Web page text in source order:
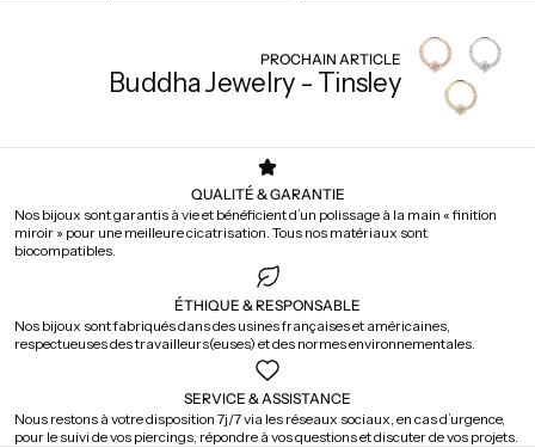
PROCHAIN ARTICLE
Buddha Jewelry - Tinsley
QUALITÉ & GARANTIE
Nos bijoux sont garantis à vie et bénéficient d’un polissage à la main « finition
miroir » pour une meilleure cicatrisation. Tous nos matériaux sont
biocompatibles.
ÉTHIQUE & RESPONSABLE
Nos bijoux sont fabriqués dans des usines françaises et américaines,
respectueuses des travailleurs(euses) et des normes environnementales.
SERVICE & ASSISTANCE
Nous restons à votre disposition 7j/7 via les réseaux sociaux, en cas d’urgence,
pour le suivi de vos piercings, répondre à vos questions et discuter de vos projets.